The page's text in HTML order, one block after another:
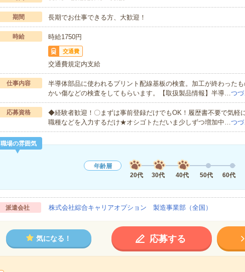
期間 長期でお仕事できる方、大歓迎！
時給 時給1750円
交通費
交通費規定内支給
仕事内容
半導体部品に使われるプリント配線基板の検査。加工が終わった
かい傷などの検査をしてもらいます。【取扱製品情報】半導…つ
応募資格
◆経験者歓迎！〇まずは事前登録だけでもOK！履歴書不要で気軽
職種などを入力するだけ★オシゴトただいま少しずつ増加中…つ
職場の雰囲気
年齢層
20代
30代 40代 50代 60代
派遣会社 株式会社綜合キャリアオプション 製造事業部（全国）
気になる！ 応募する